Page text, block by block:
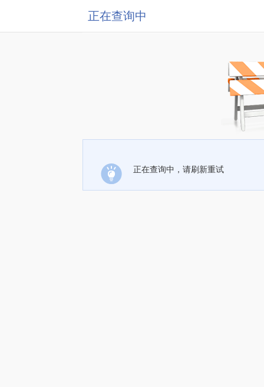
正在查询中
正在查询中，请刷新重试